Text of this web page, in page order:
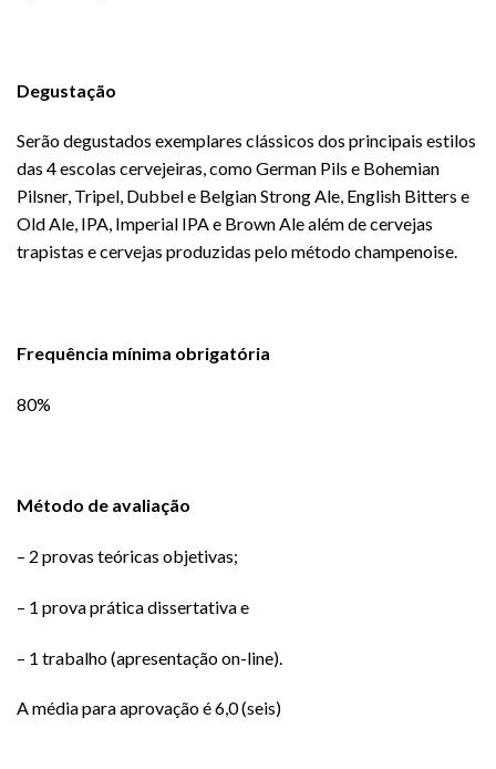
Degustação
Serão degustados exemplares clássicos dos principais estilos
das 4 escolas cervejeiras, como German Pils e Bohemian
Pilsner, Tripel, Dubbel e Belgian Strong Ale, English Bitters e
Old Ale, IPA, Imperial IPA e Brown Ale além de cervejas
trapistas e cervejas produzidas pelo método champenoise.
Frequência mínima obrigatória
80%
Método de avaliação
– 2 provas teóricas objetivas;
– 1 prova prática dissertativa e
– 1 trabalho (apresentação on-line).
A média para aprovação é 6,0 (seis)